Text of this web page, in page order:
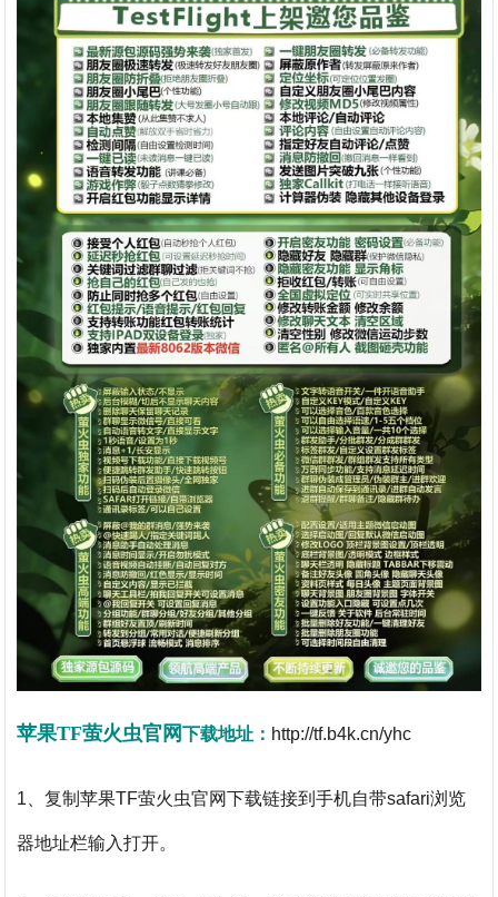
苹果TF萤火虫官网下载地址： http://tf.b4k.cn/yhc
1、复制苹果TF萤火虫官网下载链接到手机自带safari浏览
器地址栏输入打开。